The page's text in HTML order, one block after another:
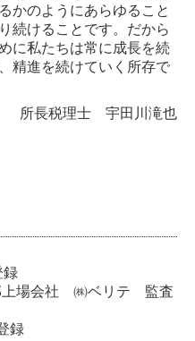
かのようにあらゆること
続けることです。だから
に私たちは常に成長を続
精進を続けていく所存で
所長税理士 宇田川滝也
録
上場会社 ㈱ベリテ 監査
録